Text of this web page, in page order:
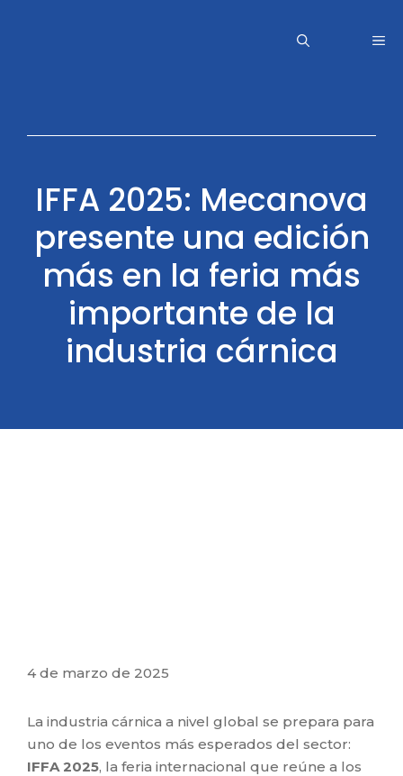
IFFA 2025: Mecanova
presente una edición
más en la feria más
importante de la
industria cárnica
4 de marzo de 2025
La industria cárnica a nivel global se prepara para
uno de los eventos más esperados del sector:
IFFA 2025, la feria internacional que reúne a los